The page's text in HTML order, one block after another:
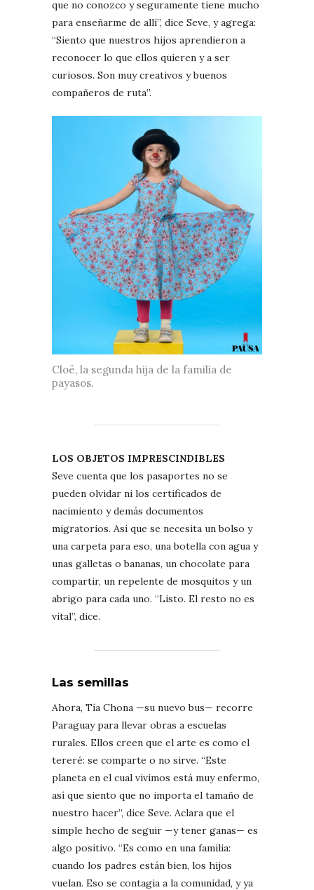
que no conozco y seguramente tiene mucho
para enseñarme de allí”, dice Seve, y agrega:
“Siento que nuestros hijos aprendieron a
reconocer lo que ellos quieren y a ser
curiosos. Son muy creativos y buenos
compañeros de ruta”.
Cloë, la segunda hija de la familia de
payasos.
LOS OBJETOS IMPRESCINDIBLES
Seve cuenta que los pasaportes no se
pueden olvidar ni los certificados de
nacimiento y demás documentos
migratorios. Así que se necesita un bolso y
una carpeta para eso, una botella con agua y
unas galletas o bananas, un chocolate para
compartir, un repelente de mosquitos y un
abrigo para cada uno. “Listo. El resto no es
vital”, dice.
Las semillas
Ahora, Tía Chona —su nuevo bus— recorre
Paraguay para llevar obras a escuelas
rurales. Ellos creen que el arte es como el
tereré: se comparte o no sirve. “Este
planeta en el cual vivimos está muy enfermo,
así que siento que no importa el tamaño de
nuestro hacer”, dice Seve. Aclara que el
simple hecho de seguir —y tener ganas— es
algo positivo. “Es como en una familia:
cuando los padres están bien, los hijos
vuelan. Eso se contagia a la comunidad, y ya